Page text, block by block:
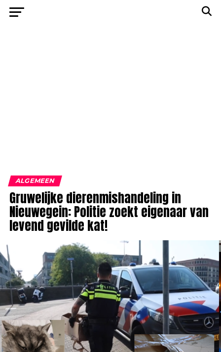
ALGEMEEN
Gruwelijke dierenmishandeling in
Nieuwegein: Politie zoekt eigenaar van
levend gevilde kat!